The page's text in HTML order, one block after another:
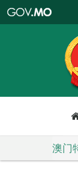
特
政
区
政
口
澳门